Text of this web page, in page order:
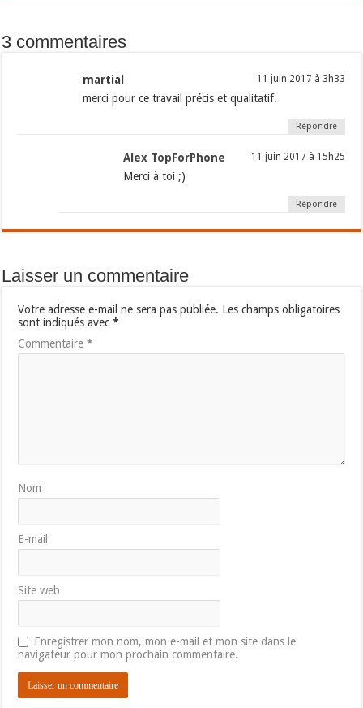
3 commentaires
martial 11 juin 2017 à 3h33
merci pour ce travail précis et qualitatif.
Répondre
Alex TopForPhone 11 juin 2017 à 15h25
Merci à toi ;)
Répondre
Laisser un commentaire
Votre adresse e-mail ne sera pas publiée. Les champs obligatoires
sont indiqués avec*
Commentaire*
Nom
E-mail
Site web
Enregistrer mon nom, mon e-mail et mon site dans le
navigateur pour mon prochain commentaire.